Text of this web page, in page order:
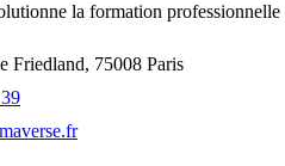
la formation
Friedland, 75008 Paris